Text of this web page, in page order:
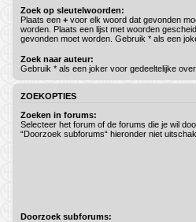
Zoek op sleutelwoorden:
Plaats een + voor elk woord dat gevonden
worden. Plaats een lijst met woorden
gevonden moet worden. Gebruik * als een
Zoek naar auteur:
Gebruik * als een joker voor gedeeltelijke
ZOEKOPTIES
Zoeken in forums:
Selecteer het forum of de forums die je wil
“Doorzoek subforums“ hieronder niet
Doorzoek subforums: